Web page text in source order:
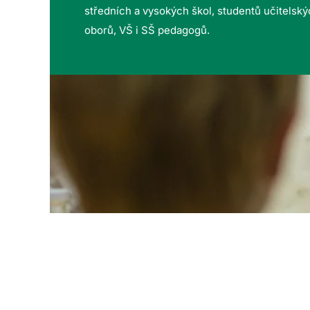
středních a vysokých škol, studentů
oborů, VŠ i SŠ pedagogů.